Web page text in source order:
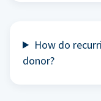
How do
donor?